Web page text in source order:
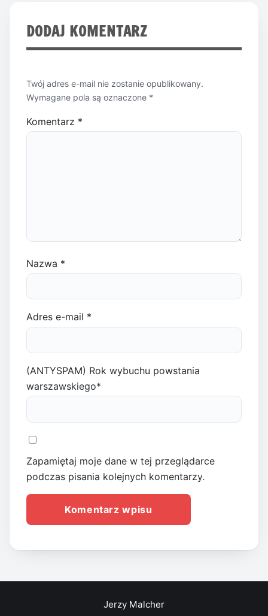
DODAJ KOMENTARZ
Twój adres e-mail nie zostanie opublikowany.
Wymagane pola są oznaczone *
Komentarz *
Nazwa *
Adres e-mail *
(ANTYSPAM) Rok wybuchu powstania
warszawskiego*
Zapamiętaj moje dane w tej przeglądarce
podczas pisania kolejnych komentarzy.
Jerzy Malcher